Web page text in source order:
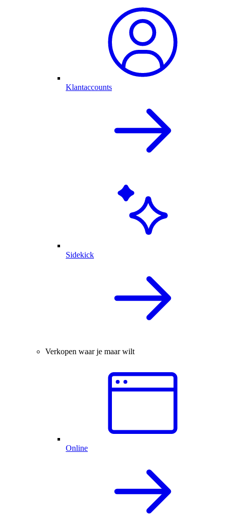
Klantaccounts
Sidekick
Verkopen waar je maar wilt
Online